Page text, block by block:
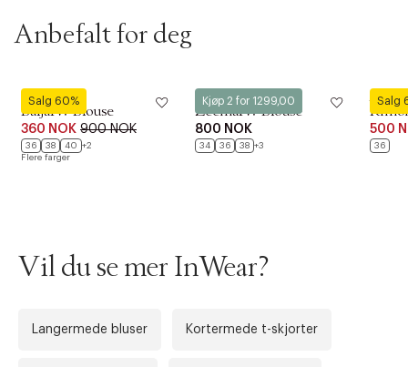
Anbefalt for deg
Salg 60%
InWear
BaljaIW Blouse
360 NOK 900 NOK
36 38 40 +2
Flere farger
Kjøp 2 for 1299,00
InWear
ZeemaIW Blouse
800 NOK
34 36 38 +3
Salg
InWear
500
36
Forrige
Vil du se mer InWear?
Langermede bluser Kortermede t-skjorter